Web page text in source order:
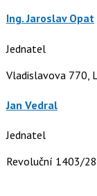
Ing. Jaroslav Opat
Jednatel
Vladislavova 770,
Jan Vedral
Jednatel
Revoluční 1403/